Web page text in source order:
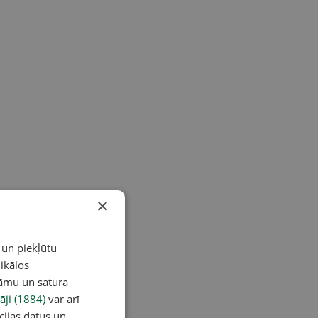
×
piekļūtu
un satura
(1884) var arī